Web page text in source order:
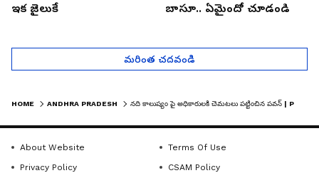
ఇక జైలుకే
బాసూ.. ఏమైందో చూడండి
మరింత చదవండి
HOME ANDHRA PRADESH నది కాలుష్యం పై అధికారులకి చెమటలు పట్టించిన పవన్ | PAWAN KALYAN INSPECTS POLLUTION | ASIANET TELUGU
About Website
Terms Of Use
Privacy Policy
CSAM Policy